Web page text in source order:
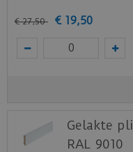
€ 27,50 € 19,50
Gelakte
RAL 9010